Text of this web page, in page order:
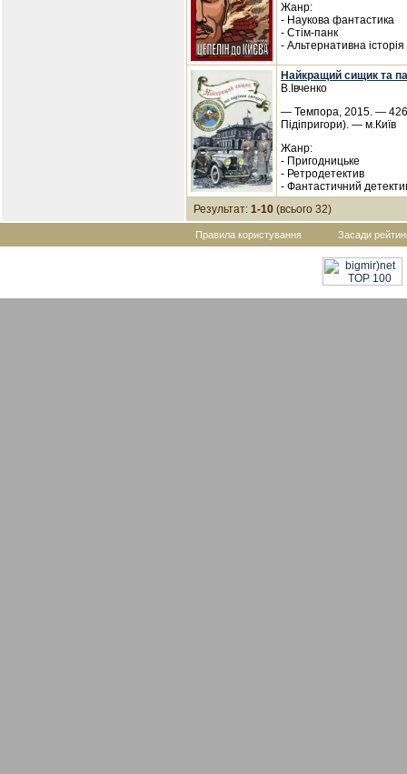
Жанр:
- Наукова фантастика
- Стім-панк
- Альтернативна історія
Найкращий сищик та
В.Івченко
— Темпора, 2015. — 426
Підіпригори). — м.Київ
Жанр:
- Пригодницьке
- Ретродетектив
- Фантастичний
Результат: 1-10 (всього 32)
Правила користування Засади